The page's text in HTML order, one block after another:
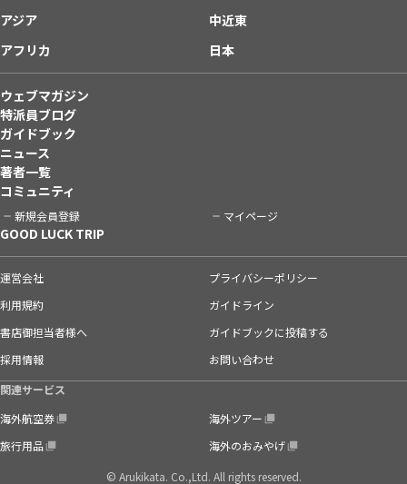
アジア
中近東
アフリカ
日本
ウェブマガジン
特派員ブログ
ガイドブック
ニュース
著者一覧
コミュニティ
新規会員登録 マイページ
GOOD LUCK TRIP
運営会社
プライバシーポリシー
利用規約
ガイドライン
書店御担当者様へ
ガイドブックに投稿する
採用情報
お問い合わせ
関連サービス
海外航空券
海外ツアー
旅行用品
海外のおみやげ
© Arukikata. Co.,Ltd. All rights reserved.